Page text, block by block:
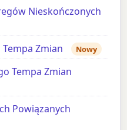
Nieskończonych
Zmian Nowy
Tempa Zmian
Powiązanych